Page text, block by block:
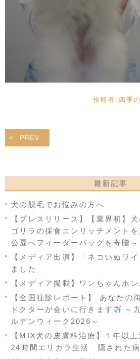
投稿者: 四季
PREV
最新記事
犬の脱毛でお悩みの方へ
【プレスリリース】【業界初】
ゴリラの採食エンリッチメント
公園へフィーダーバッグを寄贈～
【メディア出演】「ネコいぬワ
ました
【メディア掲載】ワンちゃんホ
【全国往診レポート】 あなたの
ドクターが会いに行きます
～
ルデンウィーク2026～
【MIX犬の皮膚科治療】１年以
24時間エリカラ生活 隠された